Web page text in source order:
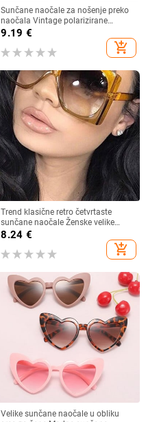
Sunčane naočale za nošenje preko
naočala Vintage polarizirane
sunčane naočale za muškarce i
žene, kratkovidnost, dalekovidnost,
sjenila za vožnju na otvorenom
9.19 €
add_shopping_cart
Trend klasične retro četvrtaste
sunčane naočale Ženske velike
sunčane naočale Ženske/muške
retro sunčane naočale Lentes De
Sol Mujer
8.24 €
add_shopping_cart
Velike sunčane naočale u obliku